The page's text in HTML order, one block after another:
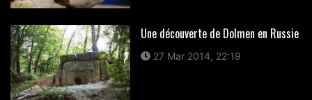
Une découverte de Dolmen en Russie
27 Mar 2014, 22:19